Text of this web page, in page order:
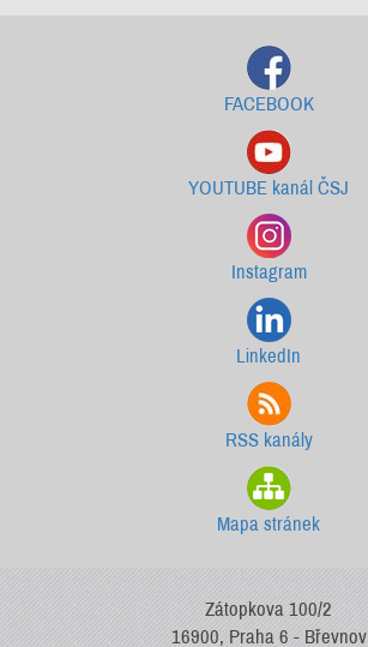
FACEBOOK
YOUTUBE kanál ČSJ
Instagram
LinkedIn
RSS kanály
Mapa stránek
Zátopkova 100/2
16900, Praha 6 - Břevnov